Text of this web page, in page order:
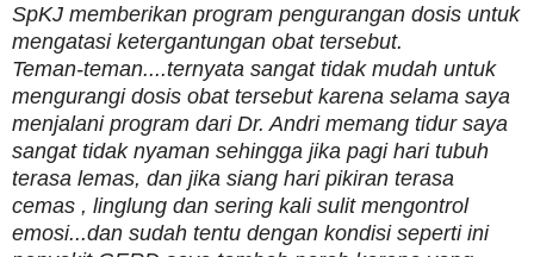
SpKJ memberikan program pengurangan dosis untuk
mengatasi ketergantungan obat tersebut.
Teman-teman....ternyata sangat tidak mudah untuk
mengurangi dosis obat tersebut karena selama saya
menjalani program dari Dr. Andri memang tidur saya
sangat tidak nyaman sehingga jika pagi hari tubuh
terasa lemas, dan jika siang hari pikiran terasa
cemas , linglung dan sering kali sulit mengontrol
emosi...dan sudah tentu dengan kondisi seperti ini